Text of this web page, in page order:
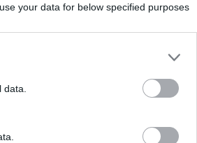
your data for below specified purposes